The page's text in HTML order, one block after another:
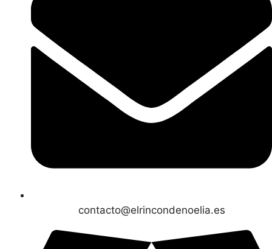
contacto@elrincondenoelia.es